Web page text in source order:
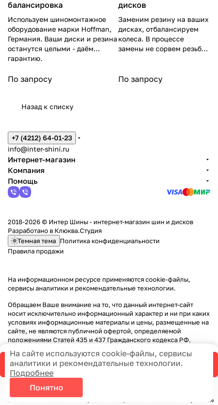
балансировка
Используем шиномонтажное
оборудование марки Hoffman,
Германия. Ваши диски и резина
останутся целыми - даём
гарантию.
По запросу
дисков
Заменим резину на ваших
дисках, отбалансируем
колеса. В процессе
замены не сорвем резьбу
По запросу
Назад к списку
В корзину
Сравнение
+7 (4212) 64-01-23
info@inter-shini.ru
Интернет-магазин
Компания
Помощь
2018-2026 © Интер Шины - интернет-магазин шин и дисков
Разработано в Клюква.Студия
Темная тема Политика конфиденциальности
Правила продажи
На информационном ресурсе применяютсяcookie-файлы,
сервисы аналитики и рекомендательные технологии.
Обращаем Ваше внимание на то, что данный интернет-сайт
носит исключительно информационный характер и ни при каких
условиях информационные материалы и цены, размещенные на
сайте, не являются публичной офертой, определяемой
положениями Статей 435 и 437 Гражданского кодекса РФ.
На сайте используются cookie-файлы, сервисы
аналитики и рекомендательные технологии.
Подробнее
Понятно